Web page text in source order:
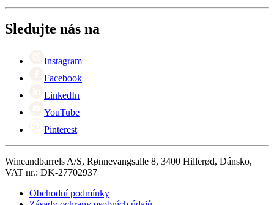
Vrácení
Black Friday
Singles Day
Sledujte nás na
Instagram
Facebook
LinkedIn
YouTube
Pinterest
Wineandbarrels A/S, Rønnevangsalle 8, 3400 Hillerød, Dánsko,
VAT nr.: DK-27702937
Obchodní podmínky